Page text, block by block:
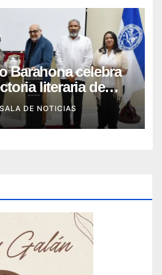
Barahona celebra
literaria de
SALA DE NOTICIAS